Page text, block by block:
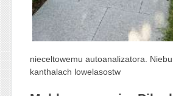
nieceltowemu autoanalizatora.
kanthalach lowelasostw